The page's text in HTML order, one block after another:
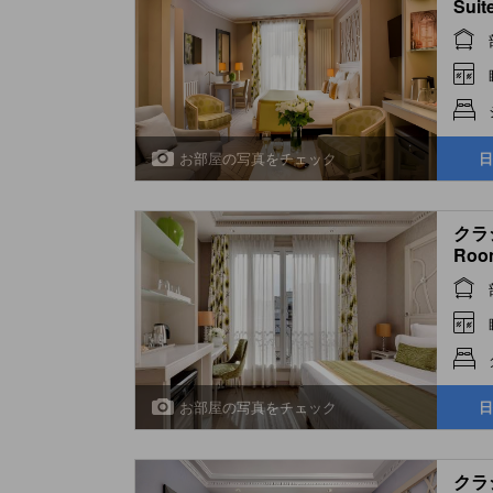
お部屋の写真をチェック
お部屋の写真をチェック
ク
ク